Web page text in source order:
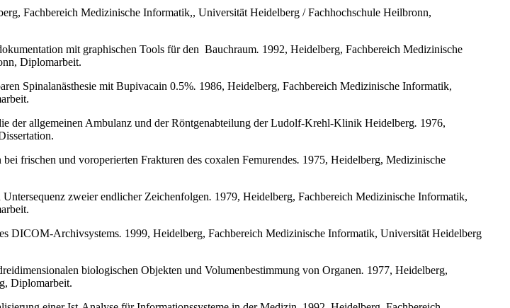
Fachbereich Medizinische Informatik,, Universität Heidelberg / Fachhochschule Heilbronn,
mit graphischen Tools für den Bauchraum. 1992, Heidelberg, Fachbereich Medizinische
Diplomarbeit.
Spinalanästhesie mit Bupivacain 0.5%. 1986, Heidelberg, Fachbereich Medizinische Informatik,
der allgemeinen Ambulanz und der Röntgenabteilung der Ludolf-Krehl-Klinik Heidelberg. 1976,
frischen und voroperierten Frakturen des coxalen Femurendes. 1975, Heidelberg, Medizinische
zweier endlicher Zeichenfolgen. 1979, Heidelberg, Fachbereich Medizinische Informatik,
DICOM-Archivsystems. 1999, Heidelberg, Fachbereich Medizinische Informatik, Universität Heidelberg
biologischen Objekten und Volumenbestimmung von Organen. 1977, Heidelberg,
Diplomarbeit.